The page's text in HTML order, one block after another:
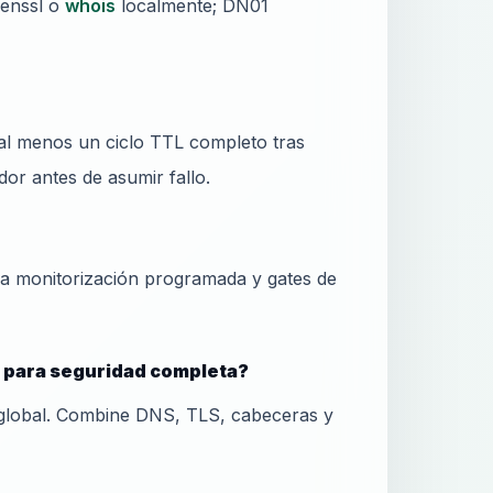
o whois localmente; DN01
menos un ciclo TTL completo tras
antes de asumir fallo.
programada y gates de
seguridad completa?
Combine DNS, TLS, cabeceras y